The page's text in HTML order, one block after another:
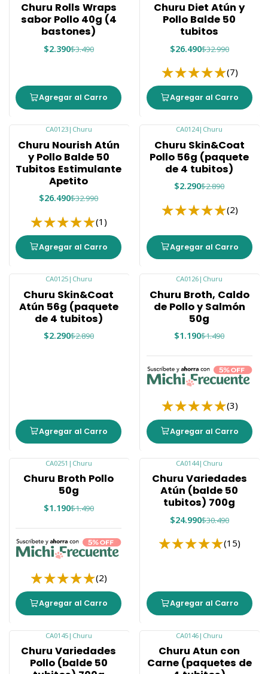
Churu Rolls Wraps
sabor Pollo 40g (4
bastones)
$2.390$3.490
Agregar al Carro
Churu Diet Atún y
Pollo Balde 50
tubitos
$26.490$32.990
(7)
Agregar al Carro
CA0123| Churu
Churu Nourish Atún
y Pollo Balde 50
Tubitos Estimulante
Apetito
$26.490$32.990
(1)
Agregar al Carro
CA0124| Churu
Churu Skin&Coat
Pollo 56g (paquete
de 4 tubitos)
$2.290$2.890
(2)
Agregar al Carro
CA0125| Churu
Churu Skin&Coat
Atún 56g (paquete
de 4 tubitos)
$2.290$2.890
Agregar al Carro
CA0126 | Churu
Churu Broth, Caldo
de Pollo y Salmón
50g
$1.190$1.490
(3)
Agregar al Carro
CA0251 | Churu
Churu Broth Pollo
50g
$1.190$1.490
(2)
Agregar al Carro
CA0144| Churu
Churu Variedades
Atún (balde 50
tubitos) 700g
$24.990$30.490
(15)
Agregar al Carro
CA0145| Churu
Churu Variedades
Pollo (balde 50
CA0146 | Churu
Churu Atun con
Carne (paquetes de